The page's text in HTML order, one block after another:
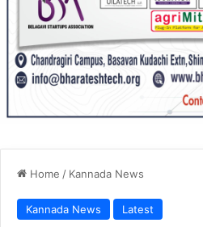
Home / Kannada News
Kannada News Latest